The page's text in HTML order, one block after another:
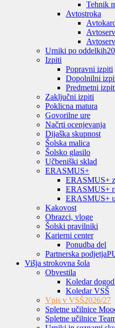
Tehnik
Avtostroka
Urniki po oddelkih
Izpiti
Popravni izpiti
Dopolnilni
Predmetni
Zaključni izpiti
Poklicna matura
Govorilne ure
Načrti ocenjevanja
Dijaška skupnost
Šolska malica
Šolsko glasilo
Učbeniški sklad
ERASMUS+
ERASMUS+
ERASMUS+
ERASMUS+
Kakovost
Obrazci, vloge
Šolski pravilniki
Karierni center
Ponudba del
Partnerska podjetja
Višja strokovna šola
Obvestila
Koledar
Koledar VSŠ
Vpis v VSŠ2026/27
Spletne učilnice
Spletne učilnice